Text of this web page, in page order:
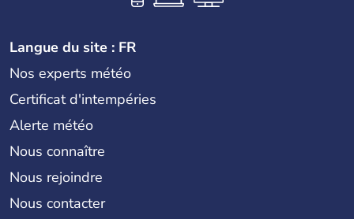
Langue du site : FR
Nos experts météo
Certificat d'intempéries
Alerte météo
Nous connaître
Nous rejoindre
Nous contacter